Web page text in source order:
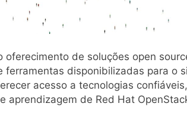
oferecimento de soluções open
disponibilizadas para o
acesso a tecnologias
aprendizagem de Red Hat